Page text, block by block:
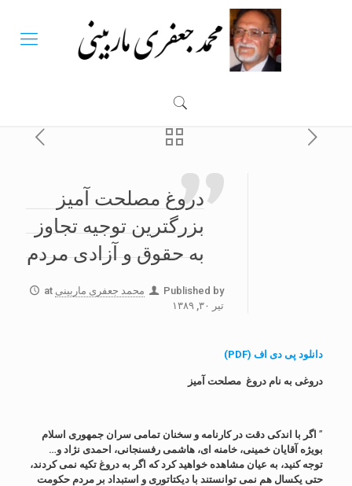
دروغ مصلحت آمیز
بزرگترین توجیه تجاوز
به حقوق و آزادی مردم
Published by محمد جعفری ماربینی at
تیر ۳۰, ۱۳۸۹
دانلود پی دی اف (PDF)
دروغی به نام دروغ مصلحت آمیز
” اگر با اندکی دقت در کارنامه و سخنان تمامی سران جمهوری اسلام
بویژه آقایان خمینی، خامنه ای، هاشمی رفسنجانی، احمدی نژاد و…
توجه کنید، به عیان مشاهده خواهید کرد که اگر به دروغ تکیه نمی کردند،
حتی یکسال هم نمی توانستند با دیکتاتوری و استبداد بر مردم حکومت